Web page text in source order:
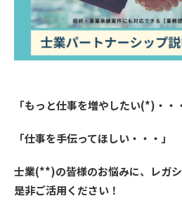
「もっと仕事を増やしたい(*)・・
「仕事を手伝ってほしい・・・」
士業(**)の皆様のお悩みに、レガ
是非ご活用ください！